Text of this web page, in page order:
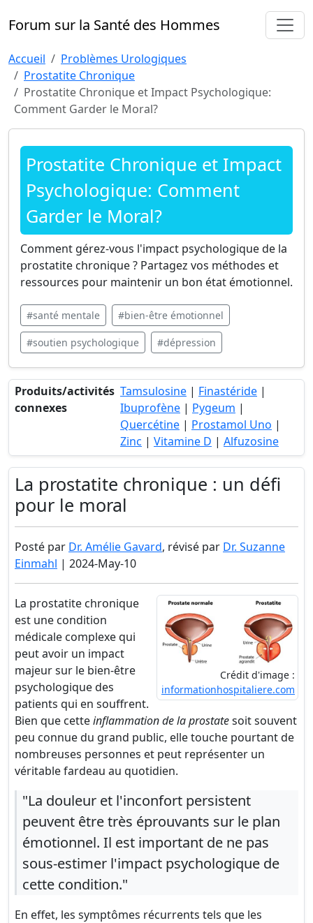
Forum sur la Santé des Hommes
Accueil
Problèmes Urologiques
Prostatite Chronique
Prostatite Chronique et Impact Psychologique:
Comment Garder le Moral?
Prostatite Chronique et Impact
Psychologique: Comment
Garder le Moral?
Comment gérez-vous l'impact psychologique de la
prostatite chronique ? Partagez vos méthodes et
ressources pour maintenir un bon état émotionnel.
#santé mentale #bien-être émotionnel
#soutien psychologique #dépression
Produits/activités
connexes
Tamsulosine | Finastéride |
Ibuprofène | Pygeum |
Quercétine | Prostamol Uno |
Zinc | Vitamine D | Alfuzosine
La prostatite chronique : un défi
pour le moral
Posté par Dr. Amélie Gavard, révisé par Dr. Suzanne
Einmahl | 2024-May-10
Crédit d'image :
informationhospitaliere.com
La prostatite chronique
est une condition
médicale complexe qui
peut avoir un impact
majeur sur le bien-être
psychologique des
patients qui en souffrent.
Bien que cetteinflammation de la prostatesoit souvent
peu connue du grand public, elle touche pourtant de
nombreuses personnes et peut représenter un
véritable fardeau au quotidien.
"La douleur et l'inconfort persistent
peuvent être très éprouvants sur le plan
émotionnel. Il est important de ne pas
sous-estimer l'impact psychologique de
cette condition."
En effet, les symptômes récurrents tels que les